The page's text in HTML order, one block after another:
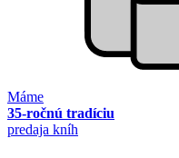
Máme
35-ročnú tradíciu
predaja kníh